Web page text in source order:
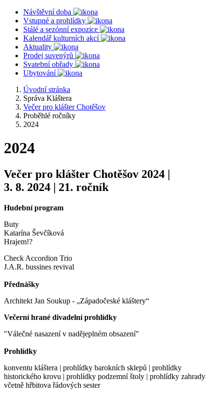
Návštěvní doba
Vstupné a prohlídky
Stálé a sezónní expozice
Kalendář kulturních akcí
Aktuality
Prodej suvenýrů
Svatební obřady
Ubytování
Úvodní stránka
Správa Kláštera
Večer pro klášter Chotěšov
Proběhlé ročníky
2024
2024
Večer pro klášter Chotěšov 2024 |
3. 8. 2024 | 21. ročník
Hudební program
Buty
Katarína Ševčíková
Hrajem!?
Check Accordion Trio
J.A.R. bussines revival
Přednášky
Architekt Jan Soukup - „Západočeské kláštery“
Večerní hrané divadelní prohlídky
"Válečné nasazení v nadějeplném obsazení"
Prohlídky
konventu kláštera | prohlídky barokních sklepů | prohlídky
historického krovu | prohlídky podzemní štoly | prohlídky zahrady
včetně hřbitova řádových sester